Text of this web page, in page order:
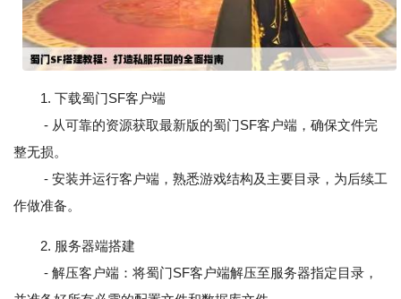
1. 下载蜀门SF客户端
- 从可靠的资源获取最新版的蜀门SF客户端，确保文件完
整无损。
- 安装并运行客户端，熟悉游戏结构及主要目录，为后续工
作做准备。
2. 服务器端搭建
- 解压客户端：将蜀门SF客户端解压至服务器指定目录，